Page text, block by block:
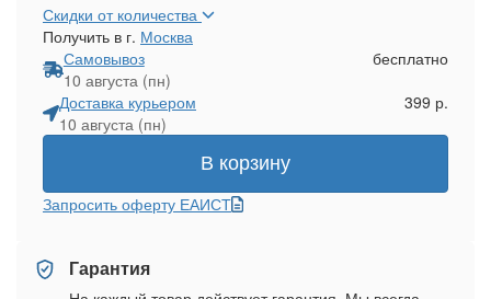
Скидки от количества
Получить в г. Москва
Самовывоз
10 августа (пн)
бесплатно
Доставка курьером
10 августа (пн)
399 р.
В корзину
Запросить оферту ЕАИСТ
Гарантия